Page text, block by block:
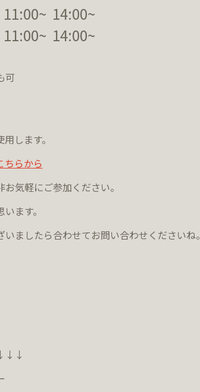
14:00~
14:00~
可
します。
ちらから
気軽にご参加ください。
ます。
いましたら合わせてお問い合わせくださいね。
↓↓↓